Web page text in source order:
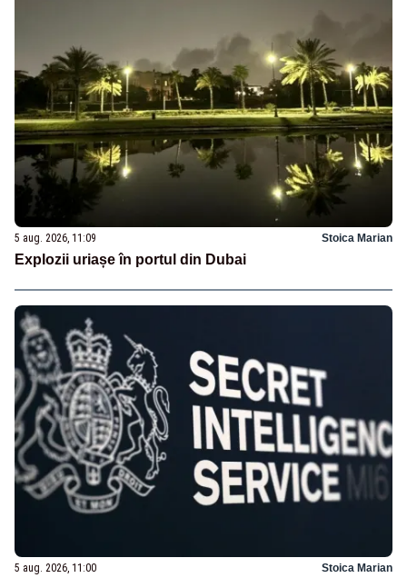
5 aug. 2026, 11:09 Stoica Marian
Explozii uriașe în portul din Dubai
5 aug. 2026, 11:00 Stoica Marian